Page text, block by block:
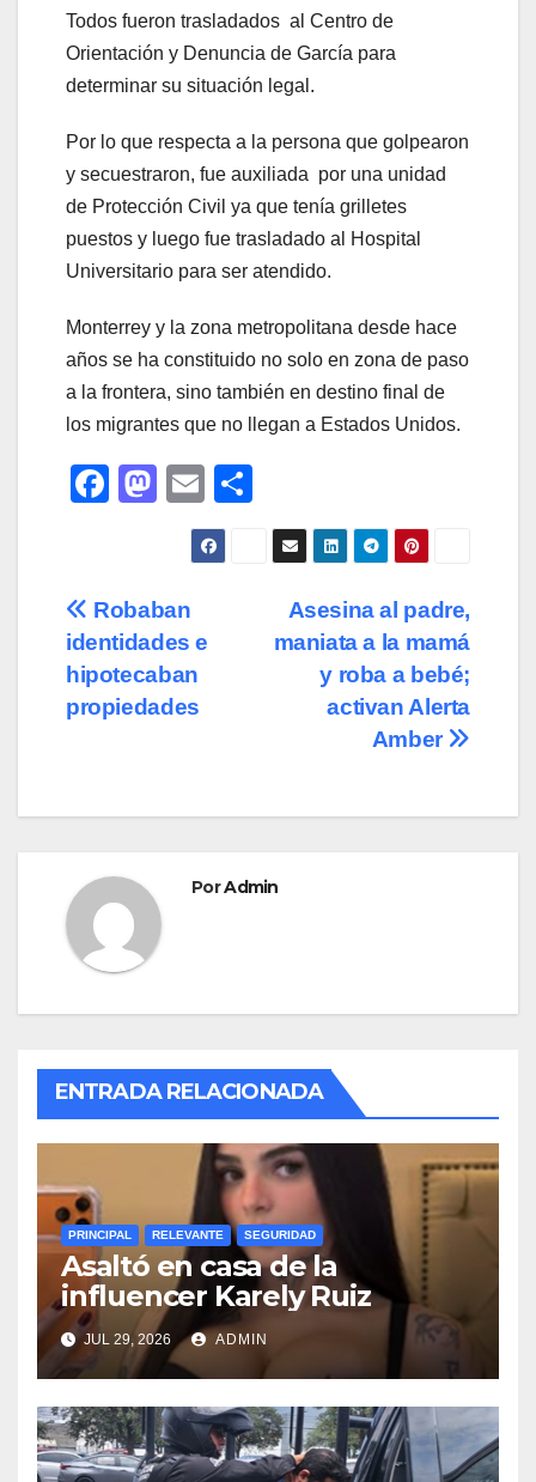
Todos fueron trasladados al Centro de
Orientación y Denuncia de García para
determinar su situación legal.
Por lo que respecta a la persona que golpearon
y secuestraron, fue auxiliada por una unidad
de Protección Civil ya que tenía grilletes
puestos y luego fue trasladado al Hospital
Universitario para ser atendido.
Monterrey y la zona metropolitana desde hace
años se ha constituido no solo en zona de paso
a la frontera, sino también en destino final de
los migrantes que no llegan a Estados Unidos.
F
e
b
o
o
M
o
d
o
n
E
m
ail
o
m
ar
Navegación
de
entradas
Asesina al padre,
maniata a la mamá
y roba a bebé;
activan Alerta
Amber
Robaban
identidades e
hipotecaban
propiedades
PorAdmin
ENTRADA RELACIONADA
PRINCIPAL RELEVANTE SEGURIDAD
Asaltó en casa de la
influencer Karely Ruiz
JUL 29, 2026 ADMIN